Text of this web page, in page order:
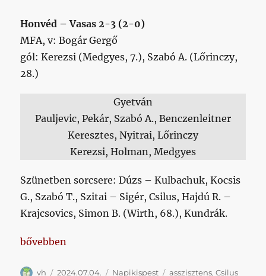
Honvéd – Vasas 2-3 (2-0)
MFA, v: Bogár Gergő
gól: Kerezsi (Medgyes, 7.), Szabó A. (Lőrinczy,
28.)
Gyetván
Pauljevic, Pekár, Szabó A., Benczenleitner
Keresztes, Nyitrai, Lőrinczy
Kerezsi, Holman, Medgyes
Szünetben sorcsere: Dúzs – Kulbachuk, Kocsis
G., Szabó T., Szitai – Sigér, Csilus, Hajdú R. –
Krajcsovics, Simon B. (Wirth, 68.), Kundrák.
„Napikispest 2024/07/04”
bővebben
Szerző
vh Közzétéve
2024.07.04. Kategória
Napikispest Címke
asszisztens,Csilus